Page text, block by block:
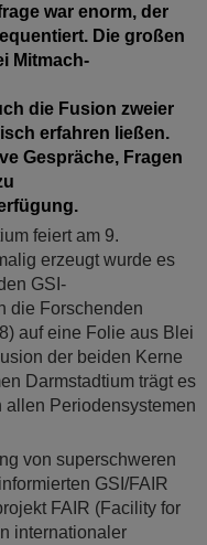
war enorm, der
Die großen
Mitmach-
die Fusion zweier
erfahren ließen.
Gespräche, Fragen
feiert am 9.
erzeugt wurde es
GSI-
die Forschenden
auf eine Folie aus Blei
der beiden Kerne
Darmstadtium trägt es
allen Periodensystemen
von superschweren
GSI/FAIR
FAIR (Facility for
internationaler